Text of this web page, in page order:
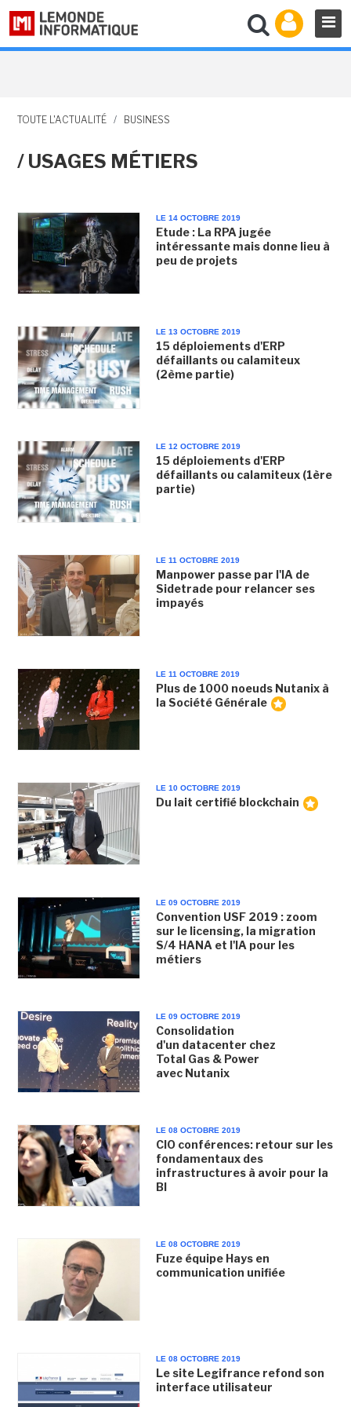
TOUTE L'ACTUALITÉ / BUSINESS
/ USAGES MÉTIERS
LE 14 OCTOBRE 2019
Etude : La RPA jugée
intéressante mais donne lieu à
peu de projets
LE 13 OCTOBRE 2019
15 déploiements d'ERP
défaillants ou calamiteux
(2ème partie)
LE 12 OCTOBRE 2019
15 déploiements d'ERP
défaillants ou calamiteux (1ère
partie)
LE 11 OCTOBRE 2019
Manpower passe par l'IA de
Sidetrade pour relancer ses
impayés
LE 11 OCTOBRE 2019
Plus de 1000 noeuds Nutanix à
la Société Générale
LE 10 OCTOBRE 2019
Du lait certifié blockchain
LE 09 OCTOBRE 2019
Convention USF 2019 : zoom
sur le licensing, la migration
S/4 HANA et l'IA pour les
métiers
LE 09 OCTOBRE 2019
Consolidation
d'un datacenter chez
Total Gas & Power
avec Nutanix
LE 08 OCTOBRE 2019
CIO conférences: retour sur les
fondamentaux des
infrastructures à avoir pour la
BI
LE 08 OCTOBRE 2019
Fuze équipe Hays en
communication unifiée
LE 08 OCTOBRE 2019
Le site Legifrance refond son
interface utilisateur